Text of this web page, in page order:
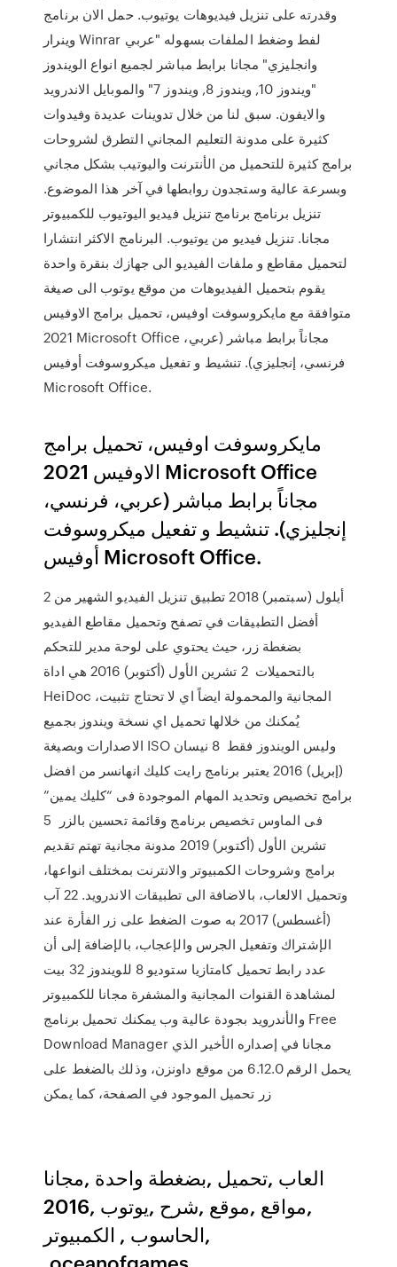
وقدرته على تنزيل فيديوهات يوتيوب. حمل الان برنامج
وينرار Winrar لفط وضغط الملفات بسهوله "عربي
وانجليزي" مجانا برابط مباشر لجميع انواع الويندوز
"ويندوز 10, ويندوز 8, ويندوز 7" والموبايل الاندرويد
والايفون. سبق لنا من خلال تدوينات عديدة وفيدوات
كثيرة على مدونة التعليم المجاني التطرق لشروحات
برامج كثيرة للتحميل من الأنترنت واليوتيب بشكل مجاني
وبسرعة عالية وستجدون روابطها في آخر هذا الموضوع.
تنزيل برنامج برنامج تنزيل فيديو اليوتيوب للكمبيوتر
مجانا. تنزيل فيديو من يوتيوب. البرنامج الاكثر انتشارا
لتحميل مقاطع و ملفات الفيديو الى جهازك بنقرة واحدة
يقوم بتحميل الفيديوهات من موقع يوتوب الى صيغة
متوافقة مع مايكروسوفت اوفيس، تحميل برامج الاوفيس
2021 Microsoft Office مجاناً برابط مباشر (عربي،
فرنسي، إنجليزي). تنشيط و تفعيل ميكروسوفت أوفيس
Microsoft Office.
مايكروسوفت اوفيس، تحميل برامج
الاوفيس 2021 Microsoft Office
مجاناً برابط مباشر (عربي، فرنسي،
إنجليزي). تنشيط و تفعيل ميكروسوفت
أوفيس Microsoft Office.
2 أيلول (سبتمبر) 2018 تطبيق تنزيل الفيديو الشهير من
أفضل التطبيقات في تصفح وتحميل مقاطع الفيديو
بضغطة زر، حيث يحتوي على لوحة مدير للتحكم
بالتحميلات 2 تشرين الأول (أكتوبر) 2016 هي اداة
HeiDoc المجانية والمحمولة ايضاً اي لا تحتاج تثبيت،
يُمكنك من خلالها تحميل اي نسخة ويندوز بجميع
الاصدارات وبصيغة ISO وليس الويندوز فقط 8 نيسان
(إبريل) 2016 يعتبر برنامج رايت كليك انهانسر من افضل
برامج تخصيص وتحديد المهام الموجودة فى “كليك يمين”
فى الماوس تخصيص برنامج وقائمة تحسين بالزر 5
تشرين الأول (أكتوبر) 2019 مدونة مجانية تهتم تقديم
برامج وشروحات الكمبيوتر والانترنت بمختلف انواعها،
وتحميل الالعاب، بالاضافة الى تطبيقات الاندرويد. 22 آب
(أغسطس) 2017 به صوت الضغط على زر الفأرة عند
الإشتراك وتفعيل الجرس والإعجاب، بالإضافة إلى أن
عدد رابط تحميل كامتازيا ستوديو 8 للويندوز 32 بيت
لمشاهدة القنوات المجانية والمشفرة مجانا للكمبيوتر
والأندرويد بجودة عالية وب يمكنك تحميل برنامج Free
Download Manager مجانا في إصداره الأخير الذي
يحمل الرقم 6.12.0 من موقع داونزن، وذلك بالضغط على
زر تحميل الموجود في الصفحة، كما يمكن
العاب ,تحميل ,بضغطة واحدة ,مجانا
,مواقع ,موقع ,شرح ,يوتوب ,2016
,الحاسوب , الكمبيوتر